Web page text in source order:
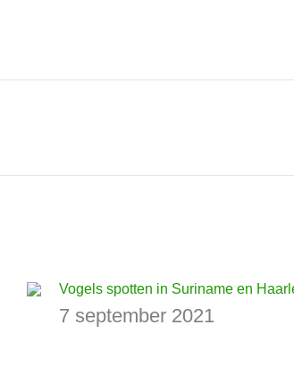
Vogels spotten in Suriname en
7 september 2021